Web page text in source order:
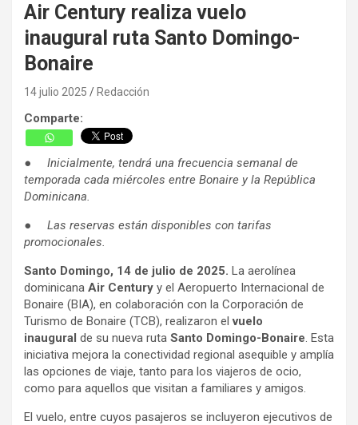
Air Century realiza vuelo
inaugural ruta Santo Domingo-
Bonaire
14 julio 2025 Redacción
Comparte:
● Inicialmente, tendrá una frecuencia semanal de
temporada cada miércoles entre Bonaire y la República
Dominicana.
● Las reservas están disponibles con tarifas
promocionales.
Santo Domingo, 14 de julio de 2025. La aerolínea
dominicana Air Century y el Aeropuerto Internacional de
Bonaire (BIA), en colaboración con la Corporación de
Turismo de Bonaire (TCB), realizaron elvuelo
inaugural de su nueva ruta Santo Domingo-Bonaire. Esta
iniciativa mejora la conectividad regional asequible y amplía
las opciones de viaje, tanto para los viajeros de ocio,
como para aquellos que visitan a familiares y amigos.
El vuelo, entre cuyos pasajeros se incluyeron ejecutivos de